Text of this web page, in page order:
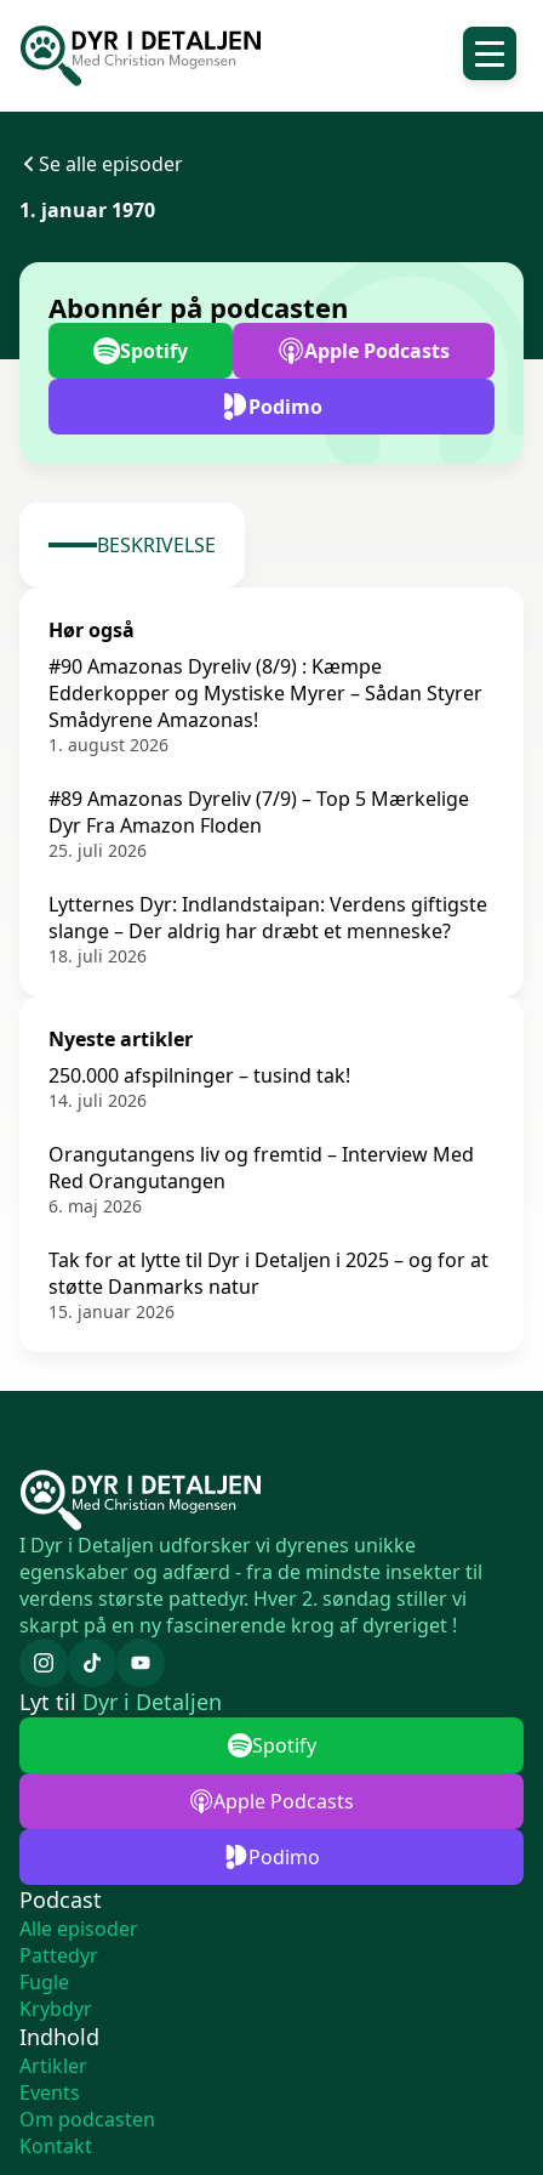
Se alle episoder
1. januar 1970
Abonnér på podcasten
Spotify Apple Podcasts
Podimo
BESKRIVELSE
Hør også
#90 Amazonas Dyreliv (8/9) : Kæmpe
Edderkopper og Mystiske Myrer – Sådan Styrer
Smådyrene Amazonas!
1. august 2026
#89 Amazonas Dyreliv (7/9) – Top 5 Mærkelige
Dyr Fra Amazon Floden
25. juli 2026
Lytternes Dyr: Indlandstaipan: Verdens giftigste
slange – Der aldrig har dræbt et menneske?
18. juli 2026
Nyeste artikler
250.000 afspilninger – tusind tak!
14. juli 2026
Orangutangens liv og fremtid – Interview Med
Red Orangutangen
6. maj 2026
Tak for at lytte til Dyr i Detaljen i 2025 – og for at
støtte Danmarks natur
15. januar 2026
I Dyr i Detaljen udforsker vi dyrenes unikke
egenskaber og adfærd - fra de mindste insekter til
verdens største pattedyr. Hver 2. søndag stiller vi
skarpt på en ny fascinerende krog af dyreriget !
Podcast
Alle episoder
Pattedyr
Fugle
Krybdyr
Indhold
Artikler
Events
Om podcasten
Kontakt
Lyt til Dyr i Detaljen
Spotify
Apple Podcasts
Podimo